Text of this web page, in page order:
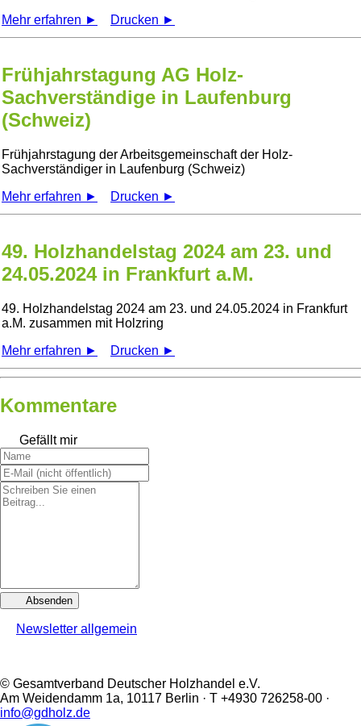
Mehr erfahren ►
Drucken ►
Frühjahrstagung AG Holz-
Sachverständige in Laufenburg
(Schweiz)
Frühjahrstagung der Arbeitsgemeinschaft der Holz-
Sachverständiger in Laufenburg (Schweiz)
Mehr erfahren ►
Drucken ►
49. Holzhandelstag 2024 am 23. und
24.05.2024 in Frankfurt a.M.
49. Holzhandelstag 2024 am 23. und 24.05.2024 in Frankfurt
a.M. zusammen mit Holzring
Mehr erfahren ►
Drucken ►
Kommentare
Gefällt mir
Absenden
Newsletter allgemein
© Gesamtverband Deutscher Holzhandel e.V.
Am Weidendamm 1a, 10117 Berlin · T +4930 726258-00 ·
info@gdholz.de